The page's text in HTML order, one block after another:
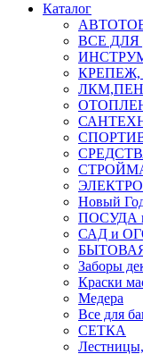
Каталог
ВСЕ
Новый
ПОСУДА
САД и
Заборы
Краски
Медера
Все для
СЕТКА